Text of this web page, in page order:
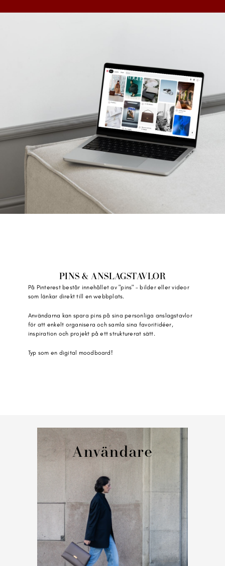
PINS & ANSLAGSTAVLOR
På Pinterest består innehållet av "pins" – bilder eller videor
som länkar direkt till en webbplats.
Användarna kan spara pins på sina personliga anslagstavlor
för att enkelt organisera och samla sina favoritidéer,
inspiration och projekt på ett strukturerat sätt.
Typ som en digital moodboard!
Användare